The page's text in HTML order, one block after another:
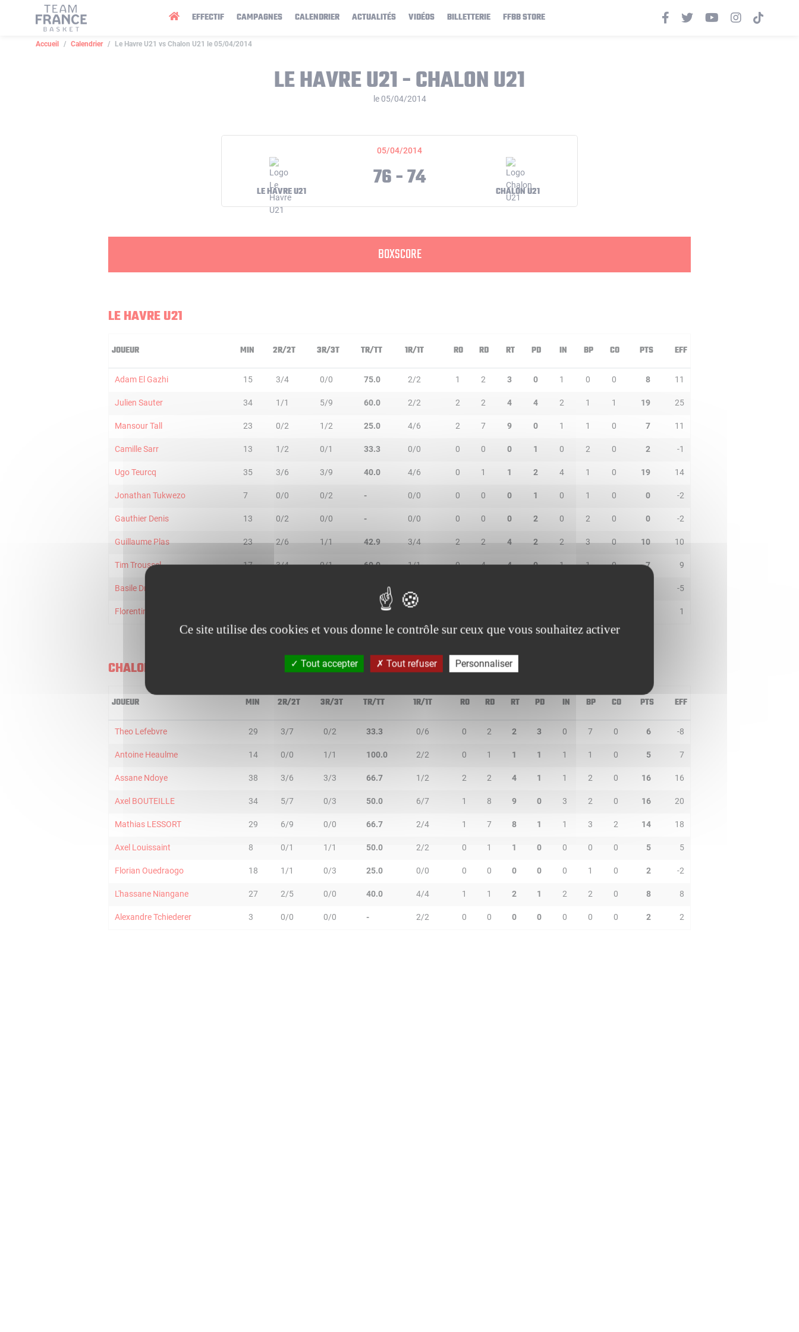
EFFECTIF CAMPAGNES CALENDRIER ACTUALITÉS VIDÉOS BILLETTERIE FFBB STORE
Accueil Calendrier Le Havre U21 vs Chalon U21 le 05/04/2014
LE HAVRE U21 - CHALON U21
le 05/04/2014
05/04/2014
LE HAVRE U21 76 - 74 CHALON U21
BOXSCORE
LE HAVRE U21
JOUEUR MIN 2R/2T 3R/3T TR/TT 1R/1T RO RD RT PD IN BP CO PTS EFF
Adam El Gazhi 15 3/4 0/0 75.0 2/2 1 2 3 0 1 0 0 8 11
Julien Sauter 34 1/1 5/9 60.0 2/2 2 2 4 4 2 1 1 19 25
Mansour Tall 23 0/2 1/2 25.0 4/6 2 7 9 0 1 1 0 7 11
Camille Sarr 13 1/2 0/1 33.3 0/0 0 0 0 1 0 2 0 2 -1
Ugo Teurcq 35 3/6 3/9 40.0 4/6 0 1 1 2 4 1 0 19 14
Jonathan Tukwezo 7 0/0 0/2 - 0/0 0 0 0 1 0 1 0 0 -2
Gauthier Denis 13 0/2 0/0 - 0/0 0 0 0 2 0 2 0 0 -2
Guillaume Plas 23 2/6 1/1 42.9 3/4 2 2 4 2 2 3 0 10 10
Tim Troussel 17 3/4 0/1 60.0 1/1 0 4 4 0 1 1 0 7 9
Basile Drouet -5
Florentin Tavernier 1
CHALON U21
JOUEUR MIN 2R/2T 3R/3T TR/TT 1R/1T RO RD RT PD IN BP CO PTS EFF
Theo Lefebvre 29 3/7 0/2 33.3 0/6 0 2 2 3 0 7 0 6 -8
Antoine Heaulme 14 0/0 1/1 100.0 2/2 0 1 1 1 1 1 0 5 7
Assane Ndoye 38 3/6 3/3 66.7 1/2 2 2 4 1 1 2 0 16 16
Axel BOUTEILLE 34 5/7 0/3 50.0 6/7 1 8 9 0 3 2 0 16 20
Mathias LESSORT 29 6/9 0/0 66.7 2/4 1 7 8 1 1 3 2 14 18
Axel Louissaint 8 0/1 1/1 50.0 2/2 0 1 1 0 0 0 0 5 5
Florian Ouedraogo 18 1/1 0/3 25.0 0/0 0 0 0 0 0 1 0 2 -2
L'hassane Niangane 27 2/5 0/0 40.0 4/4 1 1 2 1 2 2 0 8 8
Alexandre Tchiederer 3 0/0 0/0 - 2/2 0 0 0 0 0 0 0 2 2
Panneau de gestion des cookies
Ce site utilise des cookies et vous donne le contrôle sur ceux que vous souhaitez activer
Tout accepter Tout refuser Personnaliser